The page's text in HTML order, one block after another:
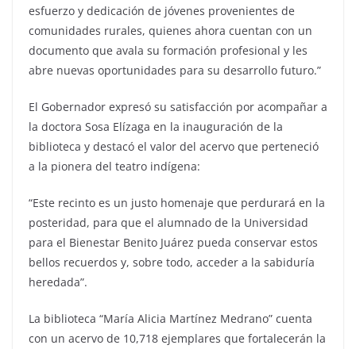
esfuerzo y dedicación de jóvenes provenientes de
comunidades rurales, quienes ahora cuentan con un
documento que avala su formación profesional y les
abre nuevas oportunidades para su desarrollo futuro.”
El Gobernador expresó su satisfacción por acompañar a
la doctora Sosa Elízaga en la inauguración de la
biblioteca y destacó el valor del acervo que perteneció
a la pionera del teatro indígena:
“Este recinto es un justo homenaje que perdurará en la
posteridad, para que el alumnado de la Universidad
para el Bienestar Benito Juárez pueda conservar estos
bellos recuerdos y, sobre todo, acceder a la sabiduría
heredada”.
La biblioteca “María Alicia Martínez Medrano” cuenta
con un acervo de 10,718 ejemplares que fortalecerán la